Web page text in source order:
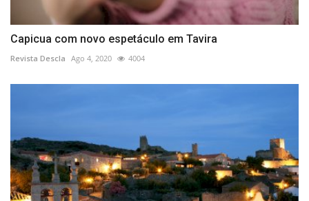
Capicua com novo espetáculo em Tavira
Revista Descla Ago 4, 2020 4004